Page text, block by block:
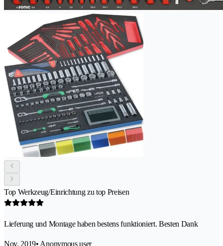
Top Werkzeug/Einrichtung zu top Preisen
Lieferung und Montage haben bestens funktioniert. Besten Dank
Nov. 2019• Anonymous user